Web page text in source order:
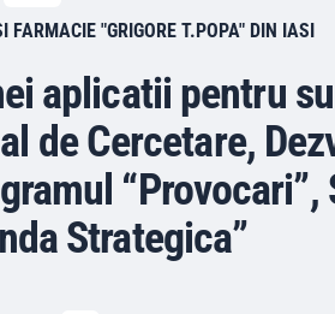
FARMACIE "GRIGORE T.POPA" DIN IASI
aplicatii pentru
de Cercetare,
Strategica”